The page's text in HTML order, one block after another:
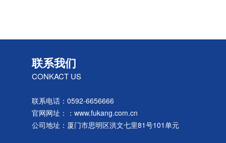
联系我们
CONKACT US
联系电话：0592-6656666
官网网址：：www.fukang.com.cn
公司地址：厦门市思明区洪文七里81号101单元